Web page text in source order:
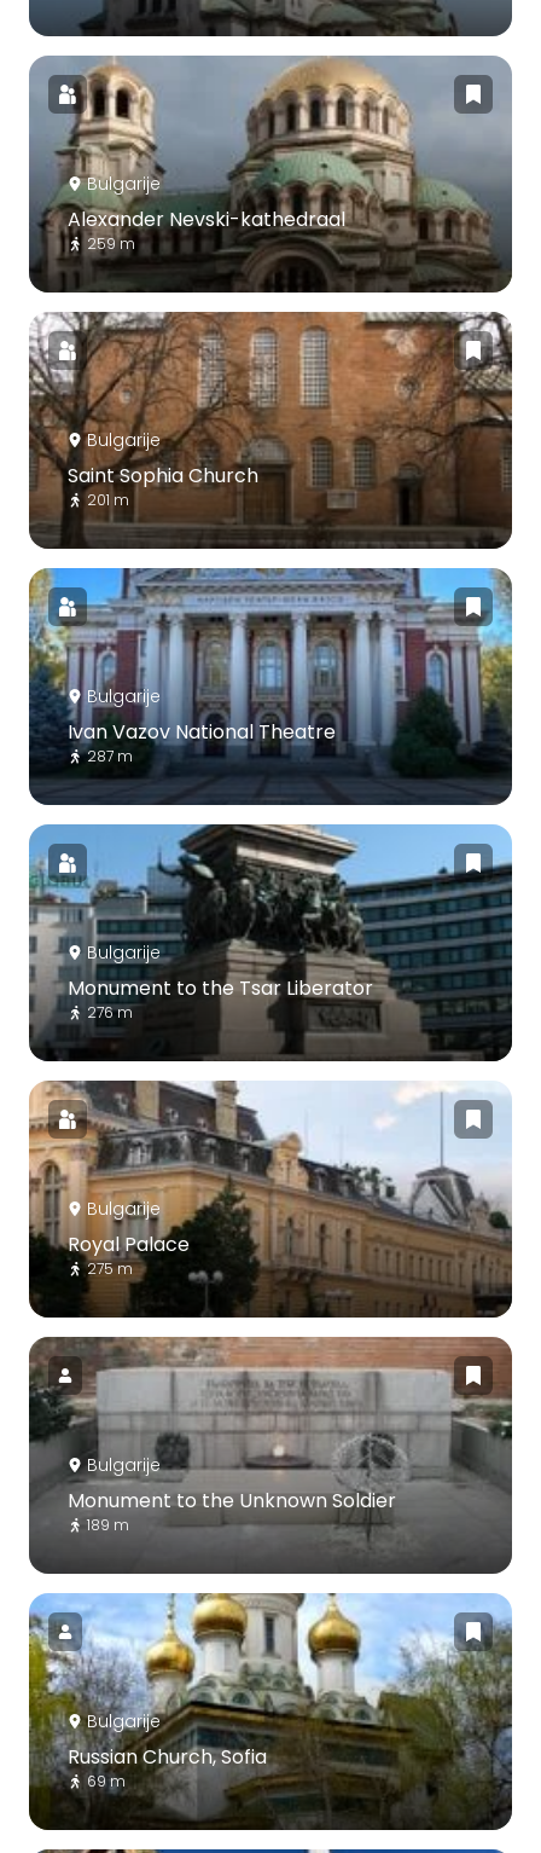
Bulgarije
Alexander Nevski-kathedraal
259 m
Bulgarije
Saint Sophia Church
201 m
Bulgarije
Ivan Vazov National Theatre
287 m
Bulgarije
Monument to the Tsar Liberator
276 m
Bulgarije
Royal Palace
275 m
Bulgarije
Monument to the Unknown Soldier
189 m
Bulgarije
Russian Church, Sofia
69 m